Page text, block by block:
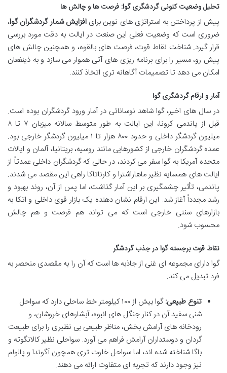
تحلیل وضعیت کنونی گردشگری گوا: فرصت ها و چالش ها
پیش از پرداختن به استراتژی های نوین برایافزایش شمار گردشگران گوا،
ضروری است که وضعیت فعلی این صنعت در ایالت به دقت مورد بررسی
قرار گیرد. شناخت نقاط قوت، فرصت های بالقوه، و همچنین چالش های
پیش رو، مسیر را برای برنامه ریزی های آتی هموار می سازد و به ذینفعان
امکان می دهد تا تصمیمات آگاهانه تری اتخاذ کنند.
آمار و ارقام گردشگری گوا
در سال های اخیر، گوا شاهد نوساناتی در آمار ورود گردشگران بوده است.
قبل از پاندمی کرونا، این ایالت به طور متوسط سالانه میزبان ۷ تا ۸
میلیون گردشگر داخلی و حدود ۸۰۰ هزار تا ۱ میلیون گردشگر خارجی بود.
عمده گردشگران خارجی از کشورهایی مانند روسیه، بریتانیا، آلمان و ایالات
متحده آمریکا به گوا سفر می کردند، در حالی که گردشگران داخلی عمدتاً از
ایالت های همسایه نظیر ماهاراشترا و کارناتاکا راهی این مقصد می شدند.
پاندمی، تأثیر چشمگیری بر این آمار گذاشت، اما پس از آن، روند بهبود و
رشد مجدداً آغاز شد. این ارقام نشان دهنده یک بازار قوی داخلی و اتکا به
بازارهای سنتی خارجی است که می تواند هم فرصت و هم چالش
محسوب شود.
نقاط قوت برجسته گوا در جذب گردشگر
گوا دارای مجموعه ای غنی از جاذبه ها است که آن را به مقصدی منحصر به
فرد تبدیل می کند.
تنوع طبیعی:
گوا بیش از ۱۰۰ کیلومتر خط ساحلی دارد که سواحل
شنی سفید آن در کنار جنگل های انبوه، آبشارهای خروشان، و
رودخانه های آرامش بخش، مناظر طبیعی بی نظیری را برای طبیعت
گردان و دوستداران آرامش فراهم می آورد. سواحلی نظیر کالانگوته و
باگا شناخته شده اند، اما سواحل خلوت تری همچون آگوندا و پالولم
نیز وجود دارند که تجربه ای متفاوت ارائه می دهند.